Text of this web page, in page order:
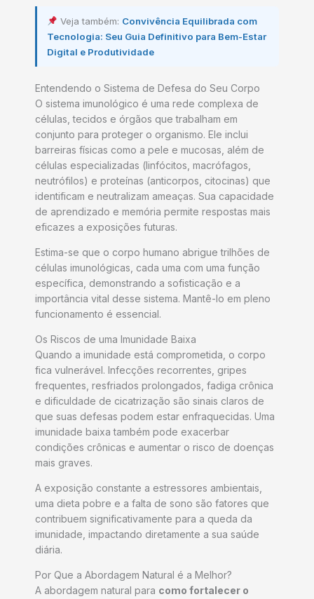
Veja também: Convivência Equilibrada com
Tecnologia: Seu Guia Definitivo para Bem-Estar
Digital e Produtividade
Entendendo o Sistema de Defesa do Seu Corpo
O sistema imunológico é uma rede complexa de
células, tecidos e órgãos que trabalham em
conjunto para proteger o organismo. Ele inclui
barreiras físicas como a pele e mucosas, além de
células especializadas (linfócitos, macrófagos,
neutrófilos) e proteínas (anticorpos, citocinas) que
identificam e neutralizam ameaças. Sua capacidade
de aprendizado e memória permite respostas mais
eficazes a exposições futuras.
Estima-se que o corpo humano abrigue trilhões de
células imunológicas, cada uma com uma função
específica, demonstrando a sofisticação e a
importância vital desse sistema. Mantê-lo em pleno
funcionamento é essencial.
Os Riscos de uma Imunidade Baixa
Quando a imunidade está comprometida, o corpo
fica vulnerável. Infecções recorrentes, gripes
frequentes, resfriados prolongados, fadiga crônica
e dificuldade de cicatrização são sinais claros de
que suas defesas podem estar enfraquecidas. Uma
imunidade baixa também pode exacerbar
condições crônicas e aumentar o risco de doenças
mais graves.
A exposição constante a estressores ambientais,
uma dieta pobre e a falta de sono são fatores que
contribuem significativamente para a queda da
imunidade, impactando diretamente a sua saúde
diária.
Por Que a Abordagem Natural é a Melhor?
A abordagem natural para como fortalecer o